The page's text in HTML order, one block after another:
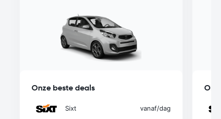
Onze beste deals
Sixt vanaf/dag